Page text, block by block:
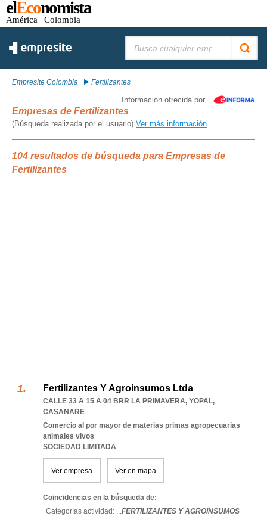
elEconomista
América | Colombia
Empresite Colombia Fertilizantes
Información ofrecida por
Empresas de Fertilizantes
(Búsqueda realizada por el usuario) Ver más información
104 resultados de búsqueda para Empresas de
Fertilizantes
Fertilizantes Y Agroinsumos Ltda
CALLE 33 A 15 A 04 BRR LA PRIMAVERA, YOPAL,
CASANARE
Comercio al por mayor de materias primas agropecuarias
animales vivos
SOCIEDAD LIMITADA
Ver empresa Ver en mapa
Coincidencias en la búsqueda de:
Categorías actividad: ...FERTILIZANTES Y AGROINSUMOS